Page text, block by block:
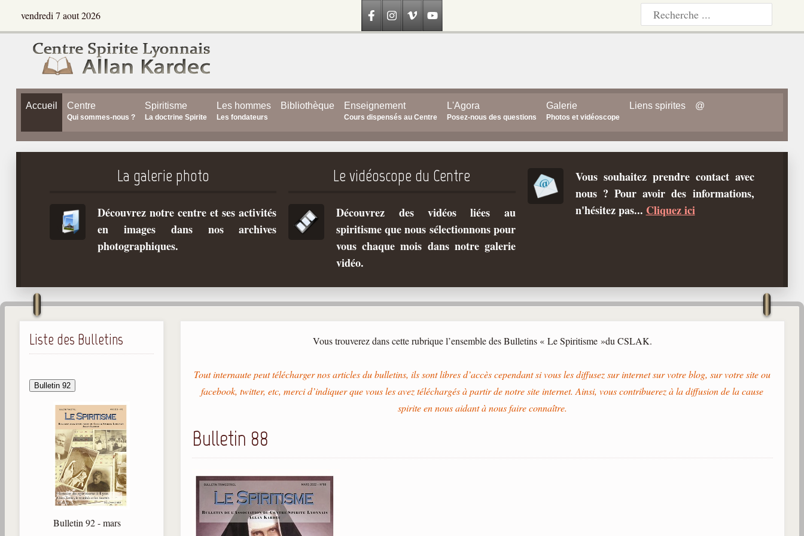
vendredi 7 aout 2026
Accueil Centre
Qui sommes-nous ?
Spiritisme
La doctrine Spirite
Les hommes
Les fondateurs
Bibliothèque Enseignement
Cours dispensés au Centre
L'Agora
Posez-nous des questions
Galerie
Photos et vidéoscope
Liens spirites @
La galerie photo
Découvrez notre centre et ses activités
en images dans nos archives
photographiques.
Le vidéoscope du Centre
Découvrez des vidéos liées au
spiritisme que nous sélectionnons pour
vous chaque mois dans notre galerie
vidéo.
Vous souhaitez prendre contact avec
nous ? Pour avoir des informations,
n'hésitez pas... Cliquez ici
Liste des Bulletins
Bulletin 92
Bulletin 92 - mars
Vous trouverez dans cette rubrique l’ensemble des Bulletins « Le Spiritisme »du CSLAK.
Tout internaute peut télécharger nos articles du bulletins, ils sont libres d’accès cependant si vous les diffusez sur internet sur votre blog, sur votre site ou
facebook, twitter, etc, merci d’indiquer que vous les avez téléchargés à partir de notre site internet. Ainsi, vous contribuerez à la diffusion de la cause
spirite en nous aidant à nous faire connaître.
Bulletin 88